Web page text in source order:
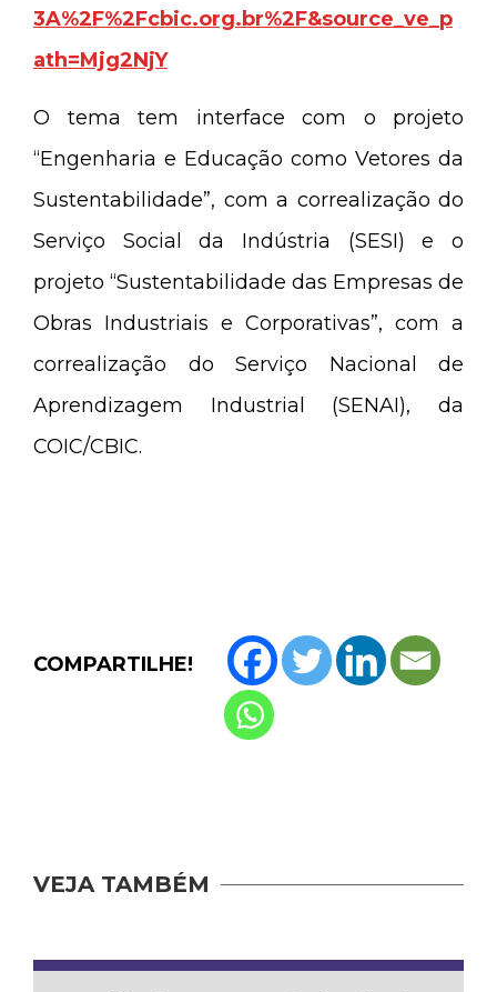
3A%2F%2Fcbic.org.br%2F&source_ve_p
ath=Mjg2NjY
O tema tem interface com o projeto
“Engenharia e Educação como Vetores da
Sustentabilidade”, com a correalização do
Serviço Social da Indústria (SESI) e o
projeto “Sustentabilidade das Empresas de
Obras Industriais e Corporativas”, com a
correalização do Serviço Nacional de
Aprendizagem Industrial (SENAI), da
COIC/CBIC.
COMPARTILHE!
VEJA TAMBÉM